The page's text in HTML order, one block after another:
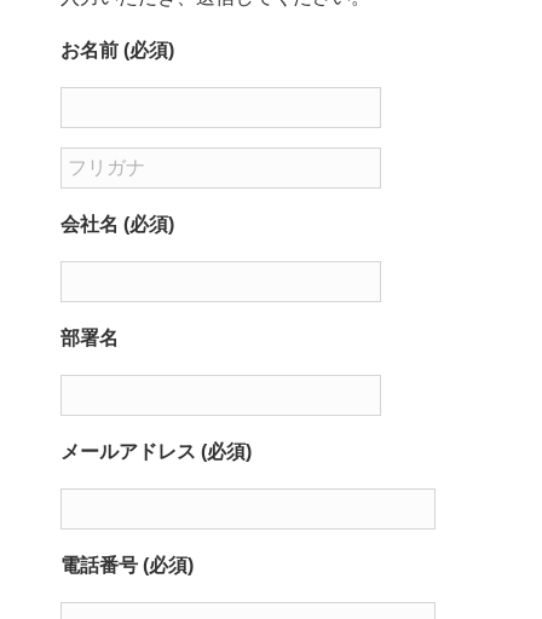
お名前 (必須)
会社名 (必須)
部署名
メールアドレス (必須)
電話番号 (必須)